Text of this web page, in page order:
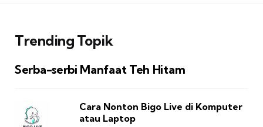
Trending Topik
Serba-serbi Manfaat Teh Hitam
Cara Nonton Bigo Live di Komputer
atau Laptop